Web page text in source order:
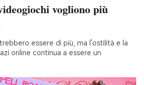
vogliono più
essere di più, ma l'ostilità e la
online continua a essere un